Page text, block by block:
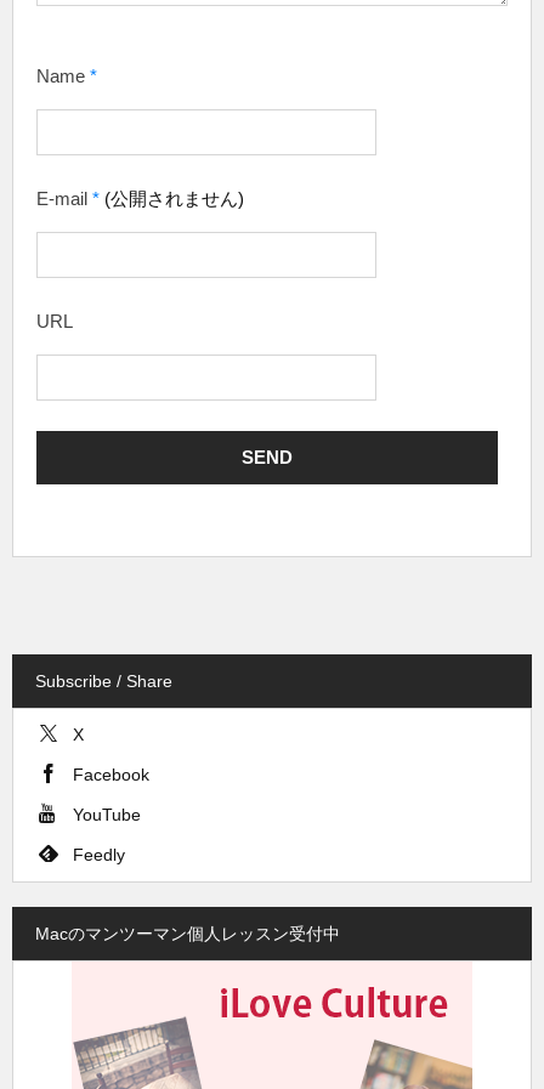
Name *
E-mail * (公開されません)
URL
Subscribe / Share
X
Facebook
YouTube
Feedly
Macのマンツーマン個人レッスン受付中